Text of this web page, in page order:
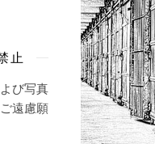
止
び写真
遠慮願